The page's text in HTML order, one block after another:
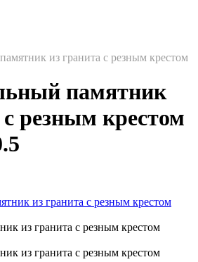
из гранита с резным крестом
памятник
резным крестом
из гранита с резным крестом
из гранита с резным крестом